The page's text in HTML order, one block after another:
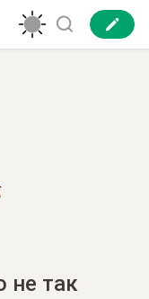
не так